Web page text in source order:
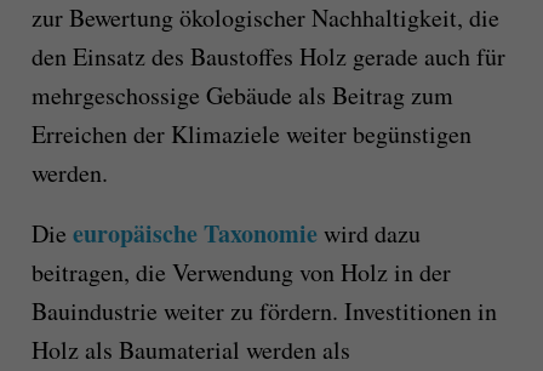
zur Bewertung ökologischer Nachhaltigkeit, die
den Einsatz des Baustoffes Holz gerade auch für
mehrgeschossige Gebäude als Beitrag zum
Erreichen der Klimaziele weiter begünstigen
werden.
Die europäische Taxonomiewird dazu
beitragen, die Verwendung von Holz in der
Bauindustrie weiter zu fördern. Investitionen in
Holz als Baumaterial werden als